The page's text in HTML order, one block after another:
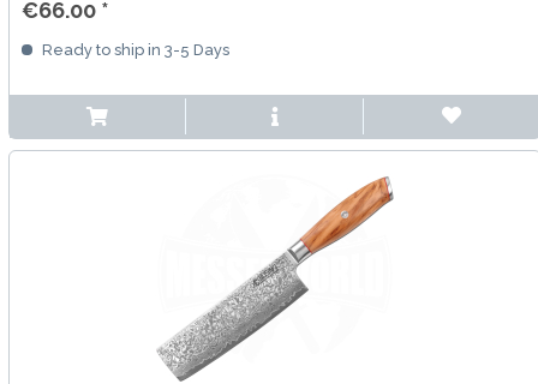
€66.00 *
Ready to ship in 3-5 Days